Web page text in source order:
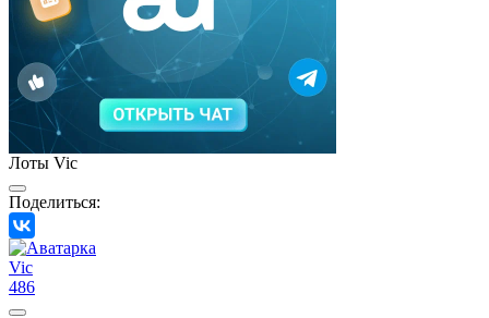
Лоты Vic
Поделиться:
Vic
486